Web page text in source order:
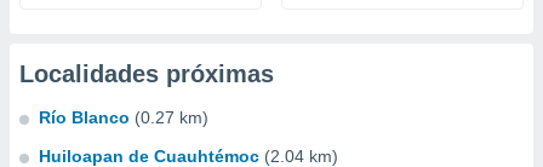
Localidades próximas
Río Blanco (0.27 km)
Huiloapan de Cuauhtémoc (2.04 km)